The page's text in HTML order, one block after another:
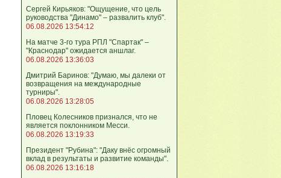
Сергей Кирьяков: "Ощущение, что цель
руководства "Динамо" – развалить клуб".
06.08.2026 13:54:12
На матче 3-го тура РПЛ "Спартак" –
"Краснодар" ожидается аншлаг.
06.08.2026 13:36:03
Дмитрий Баринов: "Думаю, мы далеки от
возвращения на международные
турниры".
06.08.2026 13:28:05
Пловец Колесников признался, что не
является поклонником Месси.
06.08.2026 13:19:33
Президент "Рубина": "Даку внёс огромный
вклад в результаты и развитие команды".
06.08.2026 13:16:18